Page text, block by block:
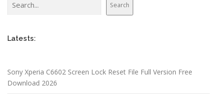
Search
Latests:
Sony Xperia C6602 Screen Lock Reset File Full Version Free
Download 2026